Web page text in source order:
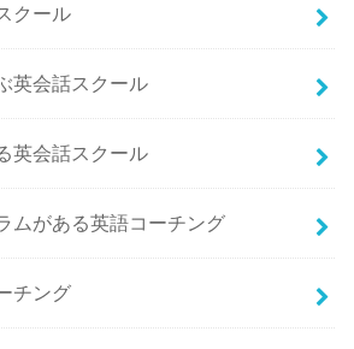
クール
英会話スクール
英会話スクール
ムがある英語コーチング
チング